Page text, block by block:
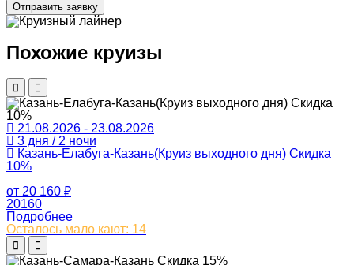
Отправить заявку
Похожие круизы
21.08.2026 - 23.08.2026
3 дня / 2 ночи
Казань-Елабуга-Казань(Круиз выходного дня) Скидка
10%
от 20 160 ₽
20160
Подробнее
Осталось мало кают: 14